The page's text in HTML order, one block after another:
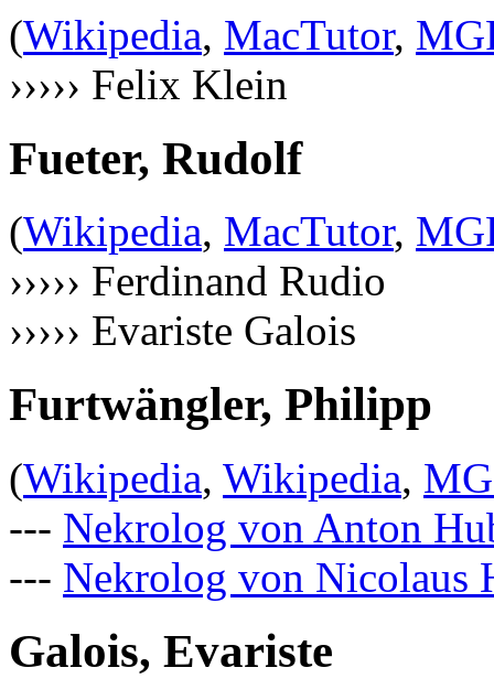
(Wikipedia, MacTutor,
››››› Felix Klein
Fueter, Rudolf
(Wikipedia, MacTutor,
››››› Ferdinand Rudio
››››› Evariste Galois
Furtwängler, Philipp
(Wikipedia, Wikipedia,
--- Nekrolog von Anton
--- Nekrolog von Nicolaus
Galois, Evariste